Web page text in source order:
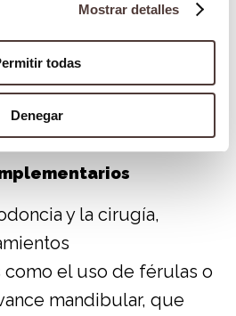
Mostrar detalles
todas
Denegar
mejorando la
facial.
con tratamiento
y la cirugía,
el uso de férulas o
mandibular, que